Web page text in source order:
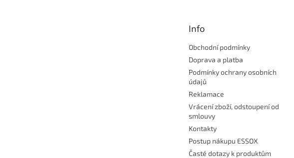
Info
Obchodní podmínky
Doprava a platba
Podmínky ochrany osobních
údajů
Reklamace
Vrácení zboží, odstoupení od
smlouvy
Kontakty
Postup nákupu ESSOX
Časté dotazy k produktům